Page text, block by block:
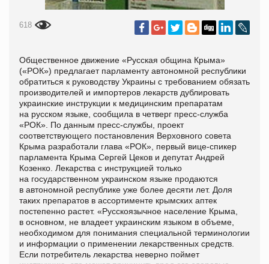
618
Общественное движение «Русская община Крыма»
(«РОК») предлагает парламенту автономной республики
обратиться к руководству Украины с требованием обязать
производителей и импортеров лекарств дублировать
украинские инструкции к медицинским препаратам
на русском языке, сообщила в четверг пресс-служба
«РОК». По данным пресс-службы, проект
соответствующего постановления Верховного совета
Крыма разработали глава «РОК», первый вице-спикер
парламента Крыма Сергей Цеков и депутат Андрей
Козенко. Лекарства с инструкцией только
на государственном украинском языке продаются
в автономной республике уже более десяти лет. Доля
таких препаратов в ассортименте крымских аптек
постепенно растет. «Русскоязычное население Крыма,
в основном, не владеет украинским языком в объеме,
необходимом для понимания специальной терминологии
и информации о применении лекарственных средств.
Если потребитель лекарства неверно поймет